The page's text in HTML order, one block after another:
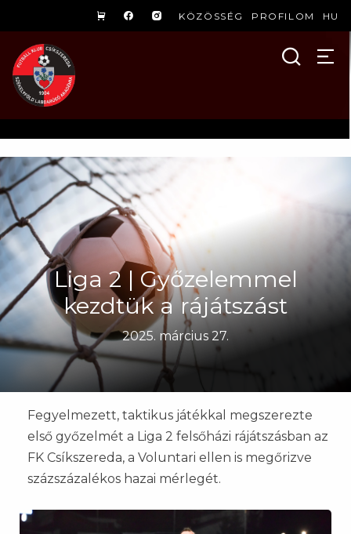
KÖZÖSSÉG PROFILOM HU
Liga 2 | Győzelemmel
kezdtük a rájátszást
2025. március 27.
Fegyelmezett, taktikus játékkal megszerezte
első győzelmét a Liga 2 felsőházi rájátszásban az
FK Csíkszereda, a Voluntari ellen is megőrizve
százszázalékos hazai mérlegét.